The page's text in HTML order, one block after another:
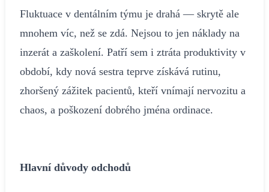
Fluktuace v dentálním týmu je drahá — skrytě ale
mnohem víc, než se zdá. Nejsou to jen náklady na
inzerát a zaškolení. Patří sem i ztráta produktivity v
období, kdy nová sestra teprve získává rutinu,
zhoršený zážitek pacientů, kteří vnímají nervozitu a
chaos, a poškození dobrého jména ordinace.
Hlavní důvody odchodů